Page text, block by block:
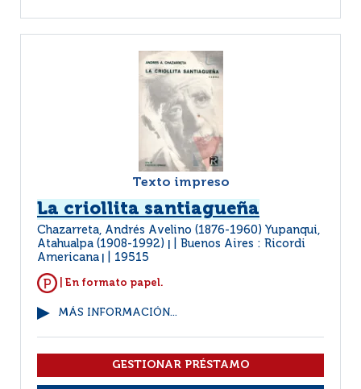
Texto impreso
La criollita santiagueña
Chazarreta, Andrés Avelino (1876-1960) Yupanqui,
Atahualpa (1908-1992)
Buenos Aires : Ricordi
Americana
19515
| En formato papel.
MÁS INFORMACIÓN...